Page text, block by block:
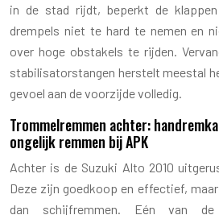
in de stad rijdt, beperkt de
drempels niet te hard te nemen en
over hoge obstakels te rijden.
stabilisatorstangen herstelt meestal
gevoel aan de voorzijde volledig.
Trommelremmen achter:
ongelijk remmen bij APK
Achter is de Suzuki Alto 2010
Deze zijn goedkoop en effectief,
dan schijfremmen. Eén van de